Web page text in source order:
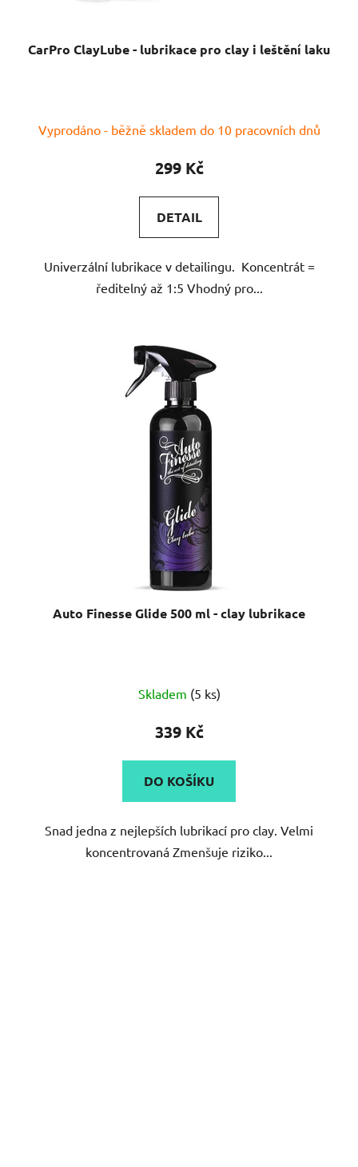
CarPro ClayLube - lubrikace pro clay i leštění laku
hodnocení
produktu
5,0
z
hvězdiček.
Vyprodáno - běžně skladem do 10 pracovních dnů
299 Kč
DETAIL
Univerzální lubrikace v detailingu. Koncentrát =
ředitelný až 1:5 Vhodný pro...
Auto Finesse Glide 500 ml - clay lubrikace
Skladem (5 ks)
339 Kč
DO KOŠÍKU
Snad jedna z nejlepších lubrikací pro clay. Velmi
koncentrovaná Zmenšuje riziko...